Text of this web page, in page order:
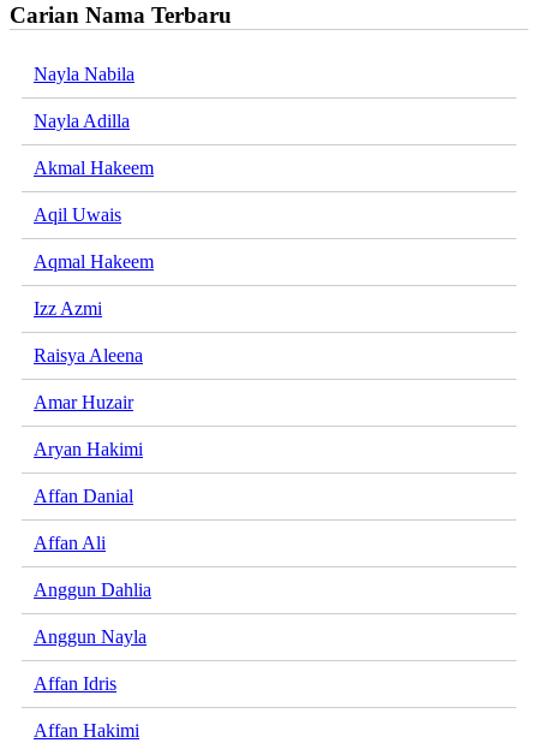
Carian Nama Terbaru
Nayla Nabila
Nayla Adilla
Akmal Hakeem
Aqil Uwais
Aqmal Hakeem
Izz Azmi
Raisya Aleena
Amar Huzair
Aryan Hakimi
Affan Danial
Affan Ali
Anggun Dahlia
Anggun Nayla
Affan Idris
Affan Hakimi